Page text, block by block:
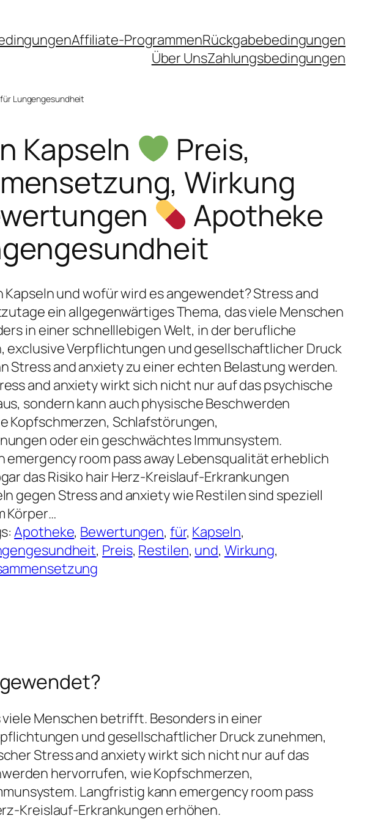
Affiliate-ProgrammenRückgabebedingungen
Über UnsZahlungsbedingungen
Lungengesundheit
Kapseln
Preis,
Wirkung
Apotheke
Kapseln und wofür wird es angewendet? Stress and
ein allgegenwärtiges Thema, das viele Menschen
in einer schnelllebigen Welt, in der berufliche
exclusive Verpflichtungen und gesellschaftlicher Druck
Stress and anxiety zu einer echten Belastung werden.
and anxiety wirkt sich nicht nur auf das psychische
sondern kann auch physische Beschwerden
Kopfschmerzen, Schlafstörungen,
oder ein geschwächtes Immunsystem.
emergency room pass away Lebensqualität erheblich
das Risiko hair Herz-Kreislauf-Erkrankungen
gegen Stress and anxiety wie Restilen sind speziell
Körper…
Apotheke, Bewertungen, für, Kapseln
, Preis, Restilen, und, Wirkung
Menschen betrifft. Besonders in einer
und gesellschaftlicher Druck zunehmen,
Stress and anxiety wirkt sich nicht nur auf das
hervorrufen, wie Kopfschmerzen,
Langfristig kann emergency room pass
Kreislauf-Erkrankungen erhöhen.